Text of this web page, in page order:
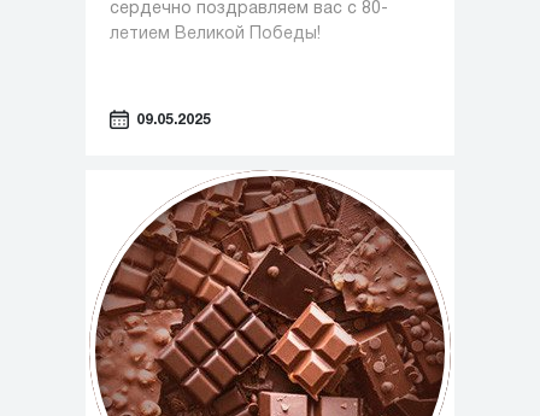
сердечно поздравляем вас с 80-
летием Великой Победы!
09.05.2025